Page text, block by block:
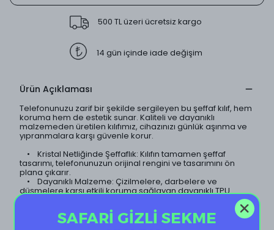
500 TL üzeri ücretsiz kargo
14 gün içinde iade değişim
Ürün Açıklaması
Telefonunuzu zarif bir şekilde sergileyen bu şeffaf kılıf, hem
koruma hem de estetik sunar. Kaliteli ve dayanıklı
malzemeden üretilen kılıfımız, cihazınızı günlük aşınma ve
yıpranmalara karşı güvenle korur.
• Kristal Netliğinde Şeffaflık: Kılıfın tamamen şeffaf
tasarımı, telefonunuzun orijinal rengini ve tasarımını ön
plana çıkarır.
• Dayanıklı Malzeme: Çizilmelere, darbelere ve
düşmelere karşı etkili koruma sağlayan dayanıklı TPU
malzeme kullanılmıştır.
• İnce ve Hafif Tasarım: Telefonunuzun ince yapısını
koruyan hafif tasarımı sayesinde, kılıf neredeyse
görünmezdir.
SAFARİ GİZLİ SEKME